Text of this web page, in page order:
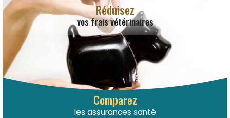
Réduisez
vos frais vétérinaires
Comparez
les assurances santé